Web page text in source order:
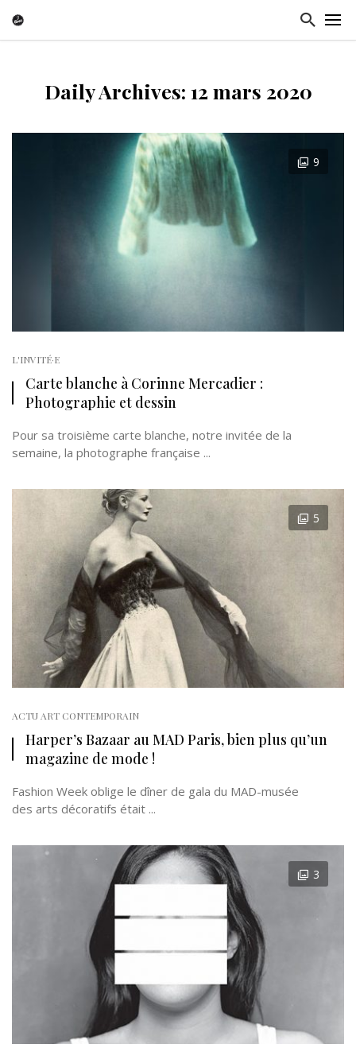
Daily Archives: 12 mars 2020
9
L'INVITÉ·E
Carte blanche à Corinne Mercadier :
Photographie et dessin
Pour sa troisième carte blanche, notre invitée de la
semaine, la photographe française ...
5
ACTU ART CONTEMPORAIN
Harper’s Bazaar au MAD Paris, bien plus qu’un
magazine de mode !
Fashion Week oblige le dîner de gala du MAD-musée
des arts décoratifs était ...
3